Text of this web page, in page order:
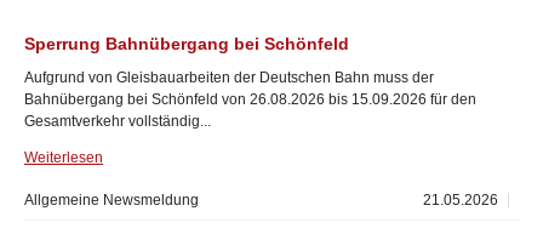
Sperrung Bahnübergang bei Schönfeld
Aufgrund von Gleisbauarbeiten der Deutschen Bahn muss der
Bahnübergang bei Schönfeld von 26.08.2026 bis 15.09.2026 für den
Gesamtverkehr vollständig...
Weiterlesen
21.05.2026
Allgemeine Newsmeldung